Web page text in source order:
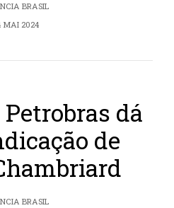
BRASIL
MAI 2024
dá
de
BRASIL